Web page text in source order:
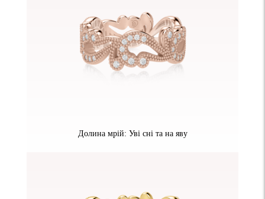
Долина мрій: Уві сні та на яву